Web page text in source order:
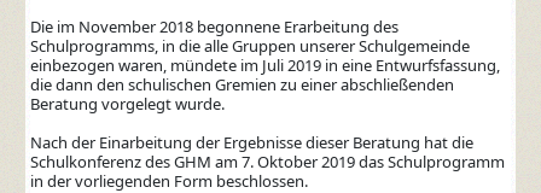
Die im November 2018 begonnene Erarbeitung des
Schulprogramms, in die alle Gruppen unserer Schulgemeinde
einbezogen waren, mündete im Juli 2019 in eine Entwurfsfassung,
die dann den schulischen Gremien zu einer abschließenden
Beratung vorgelegt wurde.
Nach der Einarbeitung der Ergebnisse dieser Beratung hat die
Schulkonferenz des GHM am 7. Oktober 2019 das Schulprogramm
in der vorliegenden Form beschlossen.